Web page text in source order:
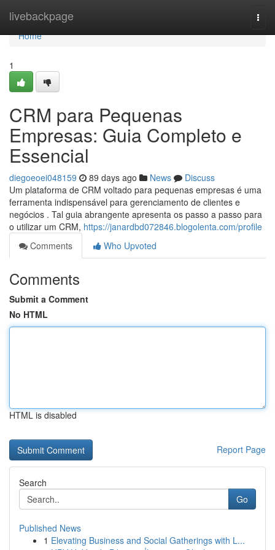
livebackpage
Home
Home
1
CRM para Pequenas
Empresas: Guia Completo e
Essencial
diegoeoei048159 89 days ago News
Discuss
Um plataforma de CRM voltado para pequenas empresas é uma
ferramenta indispensável para gerenciamento de clientes e
negócios . Tal guia abrangente apresenta os passo a passo para
o utilizar um CRM, https://janardbd072846.blogolenta.com/profile
Comments
Who Upvoted
Comments
Submit a Comment
No HTML
HTML is disabled
Report Page
Search
Go
Published News
1 Elevating Business and Social Gatherings with L...